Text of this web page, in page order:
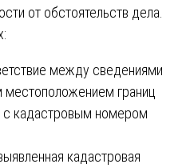
от обстоятельств дела.
между сведениями
местоположением границ
с кадастровым номером
кадастровая